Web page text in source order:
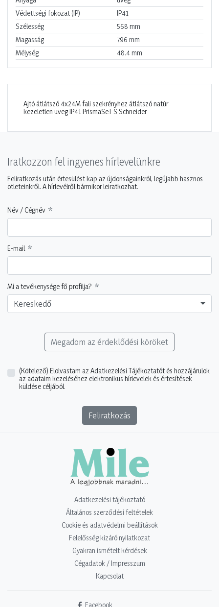
Védettségi fokozat (IP)
IP41
Szélesség
568 mm
Magasság
796 mm
Mélység
48.4 mm
Ajtó átlátszó 4x24M fali szekrényhez átlátszó natúr
kezeletlen üveg IP41 PrismaSeT S Schneider
Iratkozzon fel ingyenes hírlevelünkre
Feliratkozás után értesülést kap az újdonságainkról, legújabb hasznos
ötleteinkről. A hírlevélről bármikor leiratkozhat.
Név / Cégnév
E-mail
Mi a tevékenysége fő profilja?
Kereskedő
Megadom az érdeklődési köröket
(Kötelező) Elolvastam az Adatkezelési Tájékoztatót és hozzájárulok
az adataim kezeléséhez elektronikus hírlevelek és értesítések
küldése céljából.
Feliratkozás
Adatkezelési tájékoztató
Általános szerződési feltételek
Cookie és adatvédelmi beállítások
Felelősség kizáró nyilatkozat
Gyakran ismételt kérdések
Cégadatok / Impresszum
Kapcsolat
Facebook